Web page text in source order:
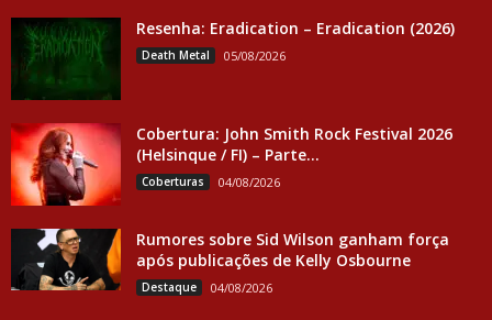
Resenha: Eradication – Eradication (2026)
Death Metal 05/08/2026
Cobertura: John Smith Rock Festival 2026
(Helsinque / FI) – Parte...
Coberturas 04/08/2026
Rumores sobre Sid Wilson ganham força
após publicações de Kelly Osbourne
Destaque 04/08/2026